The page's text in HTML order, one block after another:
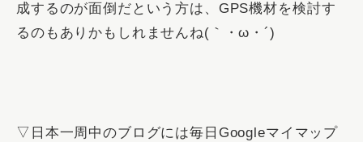
成するのが面倒だという方は、GPS機材を検討す
るのもありかもしれませんね(｀・ω・´)
▽日本一周中のブログには毎日Googleマイマップ